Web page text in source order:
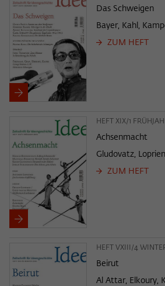
Das Schweigen
Bayer, Kahl,
ZUM HEFT
HEFT XIX/1
Achsenmacht
Gludovatz,
ZUM HEFT
HEFT VXIII/4
Beirut
Al Attar, Elkoury,